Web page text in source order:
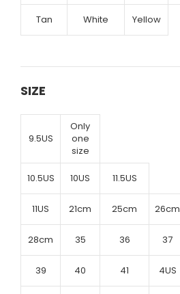
Tan White Yellow
SIZE
9.5US
Only
one
size
10.5US 10US 11.5US
11US 21cm 25cm 26cm
28cm 35 36 37
39 40 41 4US